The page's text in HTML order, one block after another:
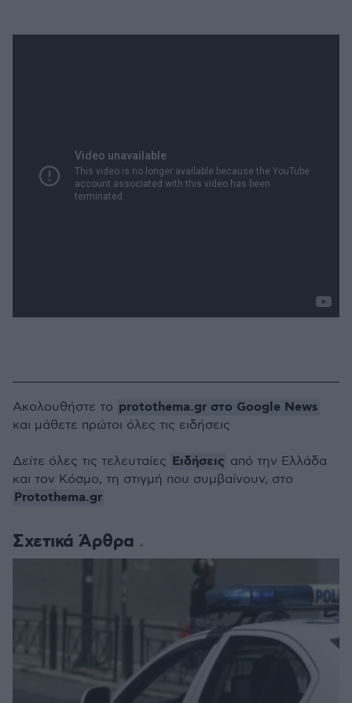
Σχετικά Άρθρα
Ακολουθήστε το protothema.gr στο Google News
και μάθετε πρώτοι όλες τις ειδήσεις
Δείτε όλες τις τελευταίες Ειδήσεις από την Ελλάδα
και τον Κόσμο, τη στιγμή που συμβαίνουν, στο
Protothema.gr